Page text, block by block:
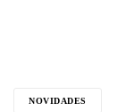
NOVIDADES